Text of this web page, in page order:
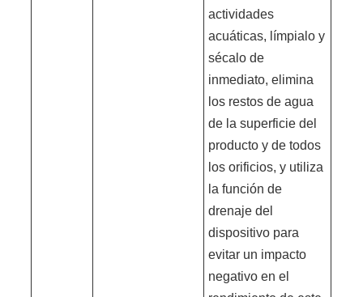
actividades
acuáticas, límpialo y
sécalo de
inmediato, elimina
los restos de agua
de la superficie del
producto y de todos
los orificios, y utiliza
la función de
drenaje del
dispositivo para
evitar un impacto
negativo en el